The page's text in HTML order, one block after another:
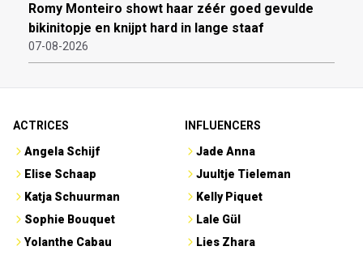
Romy Monteiro showt haar zéér goed gevulde
bikinitopje en knijpt hard in lange staaf
07-08-2026
ACTRICES
Angela Schijf
Elise Schaap
Katja Schuurman
Sophie Bouquet
Yolanthe Cabau
INFLUENCERS
Jade Anna
Juultje Tieleman
Kelly Piquet
Lale Gül
Lies Zhara